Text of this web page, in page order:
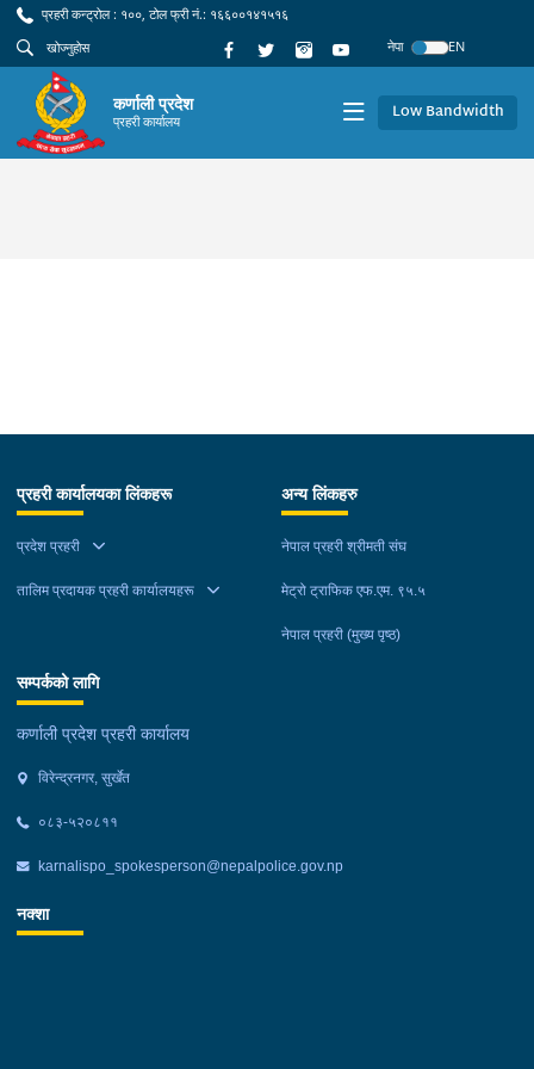
प्रहरी कन्ट्रोल : १००, टोल फ्री नं.: १६६००१४१५१६
नेपा
EN
कर्णाली प्रदेश
प्रहरी कार्यालय Low Bandwidth
प्रहरी कार्यालयका लिंकहरू
प्रदेश प्रहरी
तालिम प्रदायक प्रहरी कार्यालयहरू
अन्य लिंकहरु
नेपाल प्रहरी श्रीमती संघ
मेट्रो ट्राफिक एफ.एम. ९५.५
नेपाल प्रहरी (मुख्य पृष्ठ)
सम्पर्कको लागि
कर्णाली प्रदेश प्रहरी कार्यालय
विरेन्द्रनगर, सुर्खेत
०८३-५२०८११
karnalispo_spokesperson@nepalpolice.gov.np
नक्शा